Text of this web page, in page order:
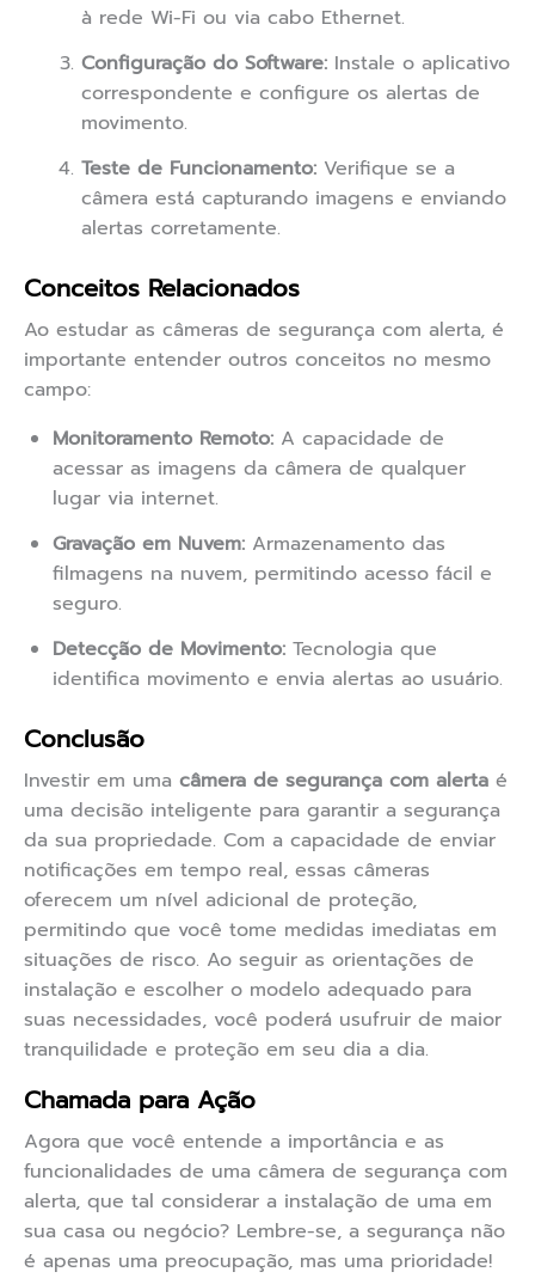
à rede Wi-Fi ou via cabo Ethernet.
Configuração do Software: Instale o aplicativo
correspondente e configure os alertas de
movimento.
Teste de Funcionamento: Verifique se a
câmera está capturando imagens e enviando
alertas corretamente.
Conceitos Relacionados
Ao estudar as câmeras de segurança com alerta, é
importante entender outros conceitos no mesmo
campo:
Monitoramento Remoto: A capacidade de
acessar as imagens da câmera de qualquer
lugar via internet.
Gravação em Nuvem: Armazenamento das
filmagens na nuvem, permitindo acesso fácil e
seguro.
Detecção de Movimento: Tecnologia que
identifica movimento e envia alertas ao usuário.
Conclusão
Investir em uma câmera de segurança com alerta é
uma decisão inteligente para garantir a segurança
da sua propriedade. Com a capacidade de enviar
notificações em tempo real, essas câmeras
oferecem um nível adicional de proteção,
permitindo que você tome medidas imediatas em
situações de risco. Ao seguir as orientações de
instalação e escolher o modelo adequado para
suas necessidades, você poderá usufruir de maior
tranquilidade e proteção em seu dia a dia.
Chamada para Ação
Agora que você entende a importância e as
funcionalidades de uma câmera de segurança com
alerta, que tal considerar a instalação de uma em
sua casa ou negócio? Lembre-se, a segurança não
é apenas uma preocupação, mas uma prioridade!